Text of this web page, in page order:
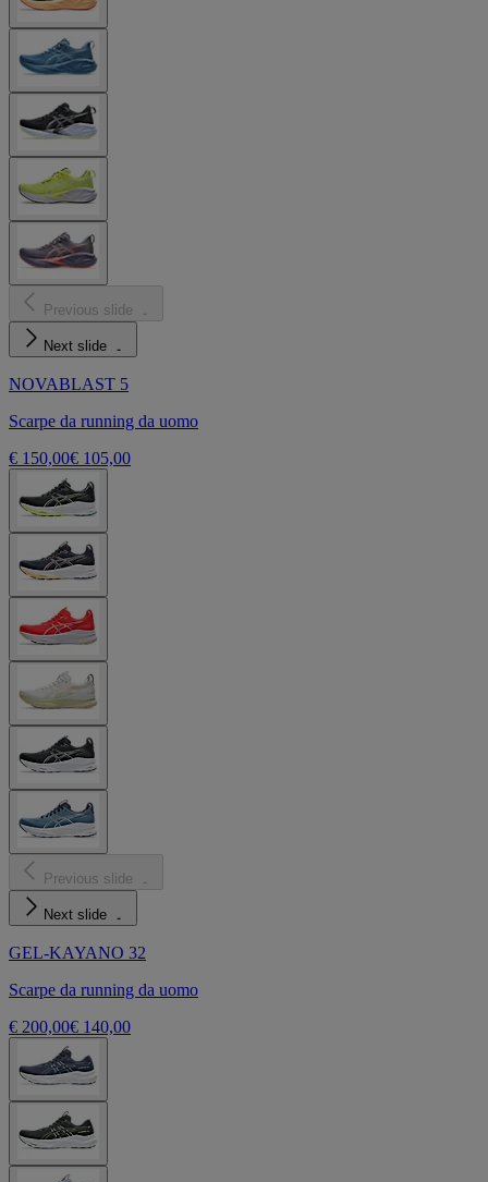
Previous slide
Next slide
NOVABLAST 5
Scarpe da running da uomo
€ 150,00€ 105,00
Previous slide
Next slide
GEL-KAYANO 32
Scarpe da running da uomo
€ 200,00€ 140,00